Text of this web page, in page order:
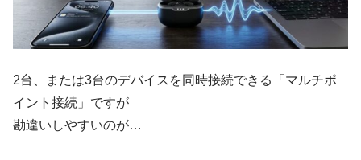
2台、または3台のデバイスを同時接続できる「マルチポ
イント接続」ですが
勘違いしやすいのが…